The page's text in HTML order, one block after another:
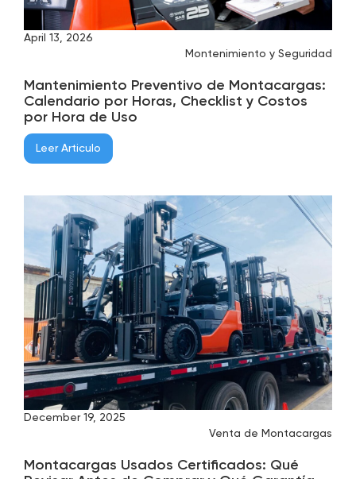
April 13, 2026
Montenimiento y Seguridad
Mantenimiento Preventivo de Montacargas:
Calendario por Horas, Checklist y Costos
por Hora de Uso
Leer Articulo
December 19, 2025
Venta de Montacargas
Montacargas Usados Certificados: Qué